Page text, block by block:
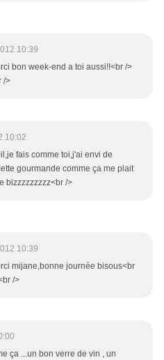
10:39
bon week-end a toi aussi!!<br />
/>
10:02
fais comme toi,j'ai envi de
gourmande comme ça me plait
bizzzzzzzzz<br />
10:39
mijane,bonne journée bisous<br
/>
ça ...un bon verre de vin , un